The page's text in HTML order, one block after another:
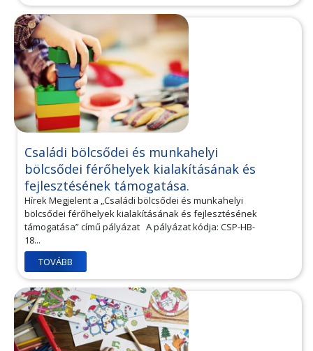
Családi bölcsődei és munkahelyi
bölcsődei férőhelyek kialakításának és
fejlesztésének támogatása.
Hírek Megjelent a „Családi bölcsődei és munkahelyi
bölcsődei férőhelyek kialakításának és fejlesztésének
támogatása” című pályázat A pályázat kódja: CSP-HB-
18...
TOVÁBB